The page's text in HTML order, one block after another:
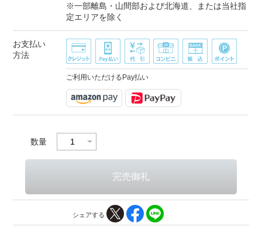
※一部離島・山間部および北海道、または当社指
定エリアを除く
お支払い
方法
ご利用いただけるPay払い
数量
シェアする